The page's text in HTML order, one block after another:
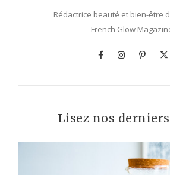
Rédactrice beauté et bien-être
French Glow
Lisez nos